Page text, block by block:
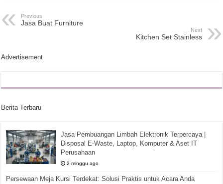
Previous
Jasa Buat Furniture
Next
Kitchen Set Stainless
Advertisement
Berita Terbaru
Jasa Pembuangan Limbah Elektronik Terpercaya |
Disposal E-Waste, Laptop, Komputer & Aset IT
Perusahaan
2 minggu ago
Persewaan Meja Kursi Terdekat: Solusi Praktis untuk Acara Anda